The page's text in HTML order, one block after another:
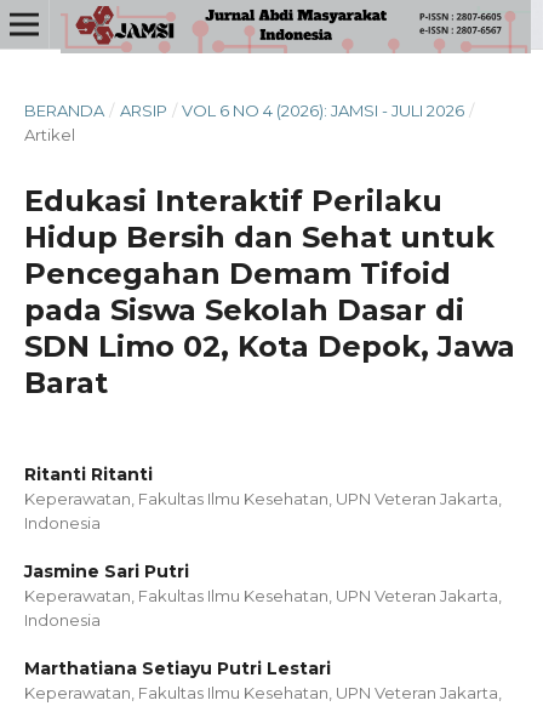
BERANDA / ARSIP / VOL 6 NO 4 (2026): JAMSI - JULI 2026 /
Artikel
Edukasi Interaktif Perilaku
Hidup Bersih dan Sehat untuk
Pencegahan Demam Tifoid
pada Siswa Sekolah Dasar di
SDN Limo 02, Kota Depok, Jawa
Barat
Ritanti Ritanti
Keperawatan, Fakultas Ilmu Kesehatan, UPN Veteran Jakarta,
Indonesia
Jasmine Sari Putri
Keperawatan, Fakultas Ilmu Kesehatan, UPN Veteran Jakarta,
Indonesia
Marthatiana Setiayu Putri Lestari
Keperawatan, Fakultas Ilmu Kesehatan, UPN Veteran Jakarta,